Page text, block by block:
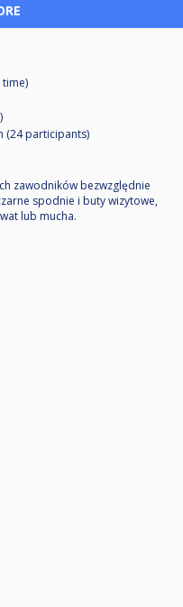
time)
)
(24participants)
zawodników bezwzględnie
spodnie i buty wizytowe,
lub mucha.